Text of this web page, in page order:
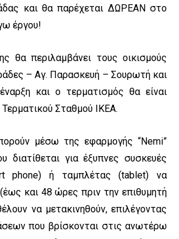
και θα παρέχεται ΔΩΡΕΑΝ στο
έργου!
θα περιλαμβάνει τους οικισμούς
– Αγ. Παρασκευή – Σουρωτή και
και ο τερματισμός θα είναι
Σταθμού ΙΚΕΑ.
μέσω της εφαρμογής “Nemi”
διατίθεται για έξυπνες συσκευές
phone) ή ταμπλέτας (tablet) να
και 48 ώρες πριν την επιθυμητή
να μετακινηθούν, επιλέγοντας
που βρίσκονται στις ανωτέρω